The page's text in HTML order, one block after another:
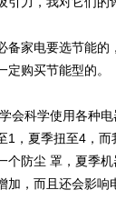
家电要选节能的，
定购买节能型的。
科学使用各种电
1，夏季扭至4，
个防尘 罩，夏季
加，而且还会影响